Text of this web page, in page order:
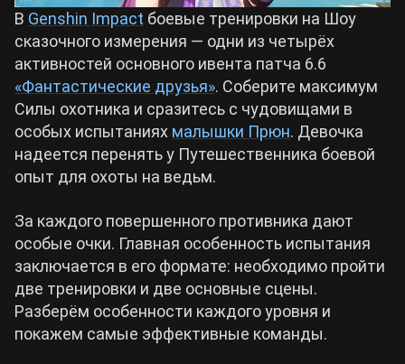
Wuthering Waves
Roblox
В Genshin Impact боевые тренировки на Шоу
сказочного измерения — одни из четырёх
активностей основного ивента патча 6.6
«Фантастические друзья». Соберите максимум
Силы охотника и сразитесь с чудовищами в
особых испытаниях малышки Прюн. Девочка
надеется перенять у Путешественника боевой
опыт для охоты на ведьм.
За каждого повершенного противника дают
особые очки. Главная особенность испытания
заключается в его формате: необходимо пройти
две тренировки и две основные сцены.
Разберём особенности каждого уровня и
покажем самые эффективные команды.